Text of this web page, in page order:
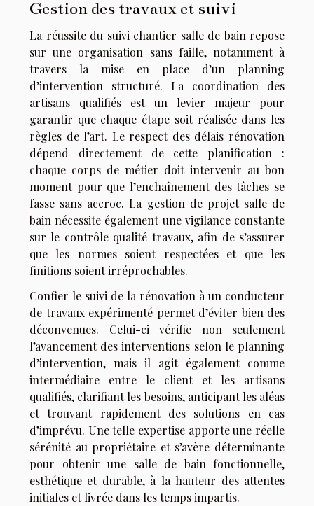
Gestion des travaux et suivi
La réussite du suivi chantier salle de bain repose
sur une organisation sans faille, notamment à
travers la mise en place d’un planning
d’intervention structuré. La coordination des
artisans qualifiés est un levier majeur pour
garantir que chaque étape soit réalisée dans les
règles de l’art. Le respect des délais rénovation
dépend directement de cette planification :
chaque corps de métier doit intervenir au bon
moment pour que l’enchaînement des tâches se
fasse sans accroc. La gestion de projet salle de
bain nécessite également une vigilance constante
sur le contrôle qualité travaux, afin de s’assurer
que les normes soient respectées et que les
finitions soient irréprochables.
Confier le suivi de la rénovation à un conducteur
de travaux expérimenté permet d’éviter bien des
déconvenues. Celui-ci vérifie non seulement
l’avancement des interventions selon le planning
d’intervention, mais il agit également comme
intermédiaire entre le client et les artisans
qualifiés, clarifiant les besoins, anticipant les aléas
et trouvant rapidement des solutions en cas
d’imprévu. Une telle expertise apporte une réelle
sérénité au propriétaire et s’avère déterminante
pour obtenir une salle de bain fonctionnelle,
esthétique et durable, à la hauteur des attentes
initiales et livrée dans les temps impartis.